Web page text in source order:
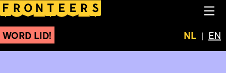
Nieuw bestuur van 2023
WORD LID! Huidige
NL EN